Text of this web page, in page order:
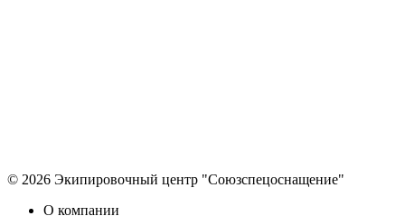
© 2026 Экипировочный центр "Союзспецоснащение"
О компании